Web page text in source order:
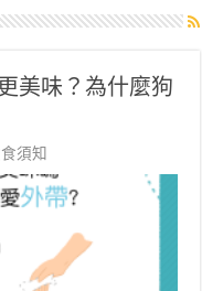
美味？為什麼狗
須知